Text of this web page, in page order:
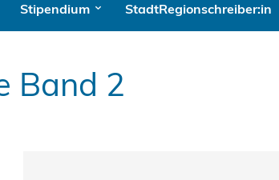
Stipendium StadtRegionschreiber:in
Band 2